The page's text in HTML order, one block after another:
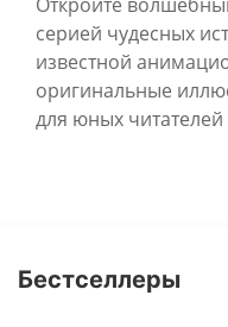
серией чудесных
известной
оригинальные
для юных
Бестселлеры